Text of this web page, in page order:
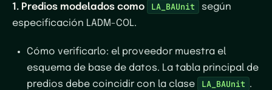
1. Predios modelados como LA_BAUnit
según
especificación LADM-COL.
Cómo verificarlo: el proveedor muestra el
esquema de base de datos. La tabla principal de
predios debe coincidir con la clase
LA_BAUnit .